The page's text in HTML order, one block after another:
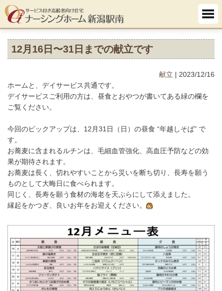
12月16日〜31日までの献立です
献立 | 2023/12/16
ホームと、デイサービス共通です。
デイサービスご利用の方は、昼食とおやつが書いてある緑の欄を
ご覧ください。
今回のピックアップは、12月31日（日）の昼食 “年越しそば” で
す。
お蕎麦に含まれるルチンは、毛細血管強化、高血圧予防などの効
果が期待されます。
お蕎麦は長く、切れやすいことから災いを断ち切り、長寿を願う
ものとして大晦日に食べられます。
同じく、長寿を願う食材の海老を天ぷらにして添えました。
縁起をかつぎ、良いお年をお迎えください。